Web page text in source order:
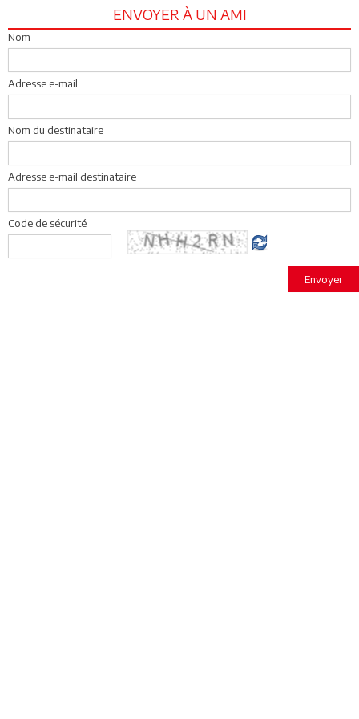
ENVOYER À UN AMI
Nom
Adresse e-mail
Nom du destinataire
Adresse e-mail destinataire
Code de sécurité
Envoyer